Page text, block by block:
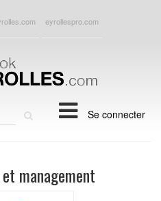
eyrollespro.com
Se connecter
management